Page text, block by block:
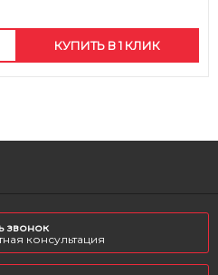
КУПИТЬ В 1 КЛИК
звонок
консультация